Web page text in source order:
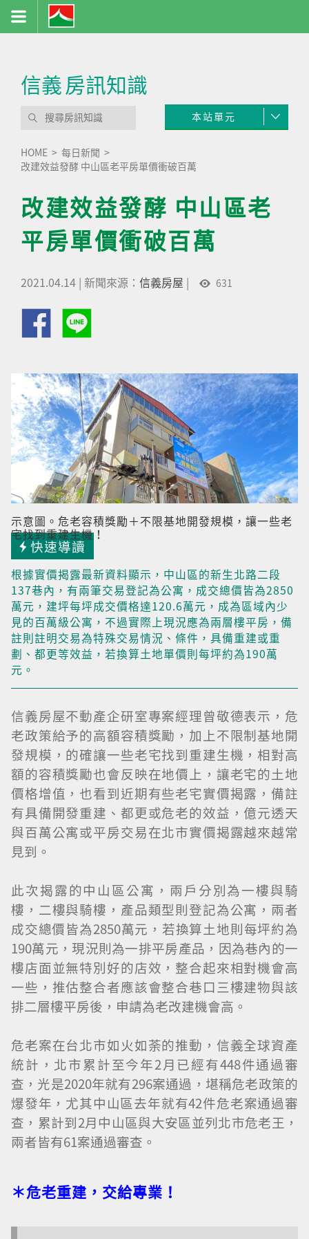
信義房訊知識
本站單元
HOME
每日新聞
改建效益發酵 中山區老平房單價衝破百萬
改建效益發酵 中山區老
平房單價衝破百萬
2021.04.14 | 新聞來源： 信義房屋 | 631
示意圖。危老容積獎勵＋不限基地開發規模，讓一些老
宅找到重建生機！
快速導讀
根據實價揭露最新資料顯示，中山區的新生北路二段
137巷內，有兩筆交易登記為公寓，成交總價皆為2850
萬元，建坪每坪成交價格達120.6萬元，成為區域內少
見的百萬級公寓，不過實際上現況應為兩層樓平房，備
註則註明交易為特殊交易情況、條件，具備重建或重
劃、都更等效益，若換算土地單價則每坪約為190萬
元。
信義房屋不動產企研室專案經理曾敬德表示，危
老政策給予的高額容積獎勵，加上不限制基地開
發規模，的確讓一些老宅找到重建生機，相對高
額的容積獎勵也會反映在地價上，讓老宅的土地
價格增值，也看到近期有些老宅實價揭露，備註
有具備開發重建、都更或危老的效益，億元透天
與百萬公寓或平房交易在北市實價揭露越來越常
見到。
此次揭露的中山區公寓，兩戶分別為一樓與騎
樓，二樓與騎樓，產品類型則登記為公寓，兩者
成交總價皆為2850萬元，若換算土地則每坪約為
190萬元，現況則為一排平房產品，因為巷內的一
樓店面並無特別好的店效，整合起來相對機會高
一些，推估整合者應該會整合巷口三樓建物與該
排二層樓平房後，申請為老改建機會高。
危老案在台北市如火如荼的推動，信義全球資產
統計，北市累計至今年2月已經有448件通過審
查，光是2020年就有296案通過，堪稱危老政策的
爆發年，尤其中山區去年就有42件危老案通過審
查，累計到2月中山區與大安區並列北市危老王，
兩者皆有61案通過審查。
＊危老重建，交給專業！